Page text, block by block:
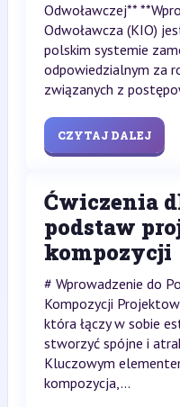
Odwoławczej**
Odwoławcza (KIO)
polskim systemie
odpowiedzialnym za
związanych z
CZYTAJ DALEJ
Ćwiczenia
podstaw
kompozycji
# Wprowadzenie do
Kompozycji
która łączy w sobie
stworzyć spójne i
Kluczowym
kompozycja,...